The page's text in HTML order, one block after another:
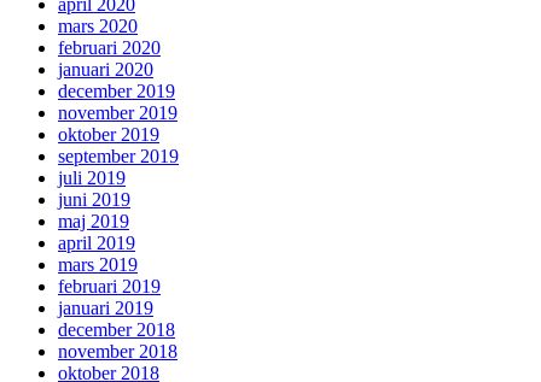
april 2020
mars 2020
februari 2020
januari 2020
december 2019
november 2019
oktober 2019
september 2019
juli 2019
juni 2019
maj 2019
april 2019
mars 2019
februari 2019
januari 2019
december 2018
november 2018
oktober 2018